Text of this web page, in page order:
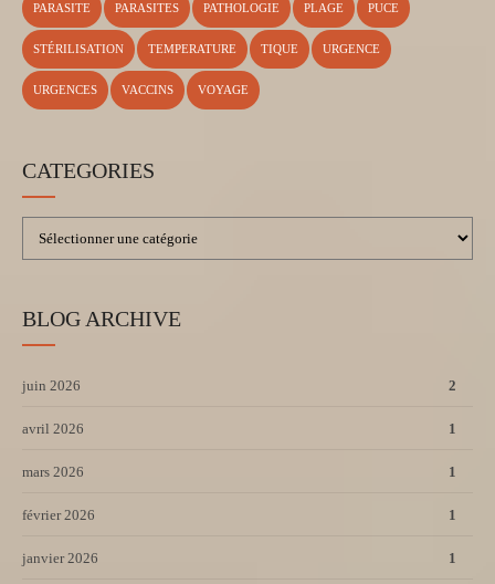
PARASITE PARASITES PATHOLOGIE PLAGE PUCE
STÉRILISATION TEMPERATURE TIQUE URGENCE
URGENCES VACCINS VOYAGE
CATEGORIES
BLOG ARCHIVE
juin 2026 2
avril 2026 1
mars 2026 1
février 2026 1
janvier 2026 1